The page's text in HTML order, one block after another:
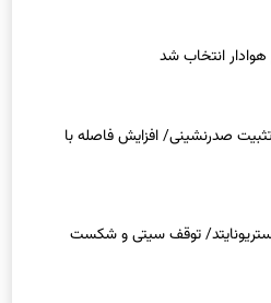
انتخاب شد
تثبیت صدرنشینی/ افزایش فاصله با
توقف سیتی و شکست